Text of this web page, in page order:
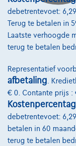
debetrentevoet:
Terug te betalen in
Laatste verhoogde
terug te betalen
Representatief
afbetaling.
€ 0. Contante prijs :
debetrentevoet:
betalen in 60
terug te betalen
Pechverhelping
Financiering
Autoverzekering
Over Ons
Word klant
Wie zijn we